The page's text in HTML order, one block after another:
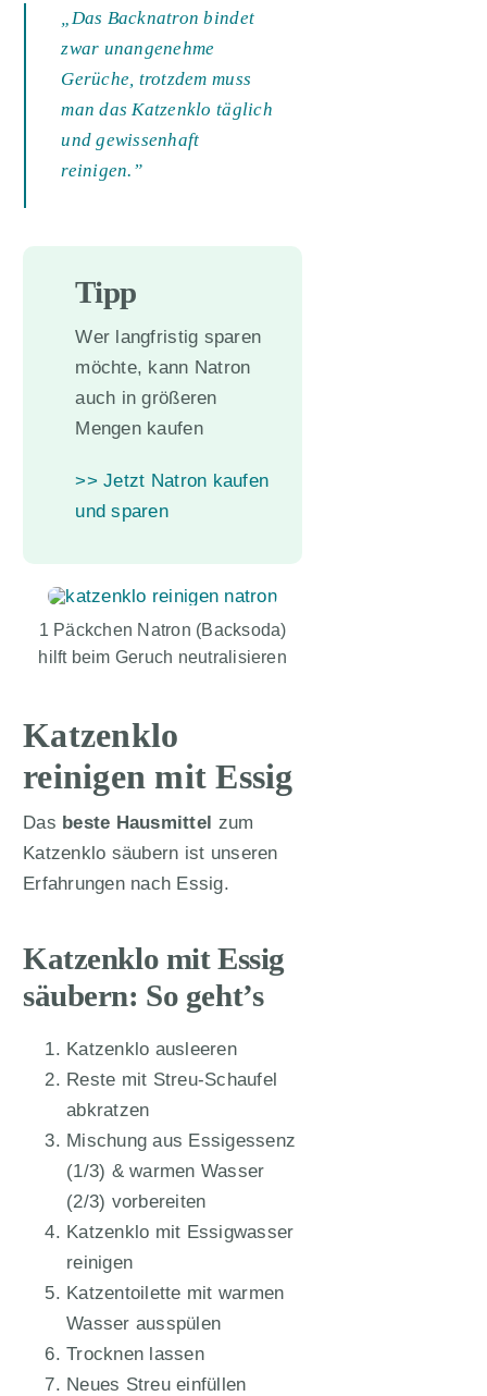
„Das Backnatron bindet
zwar unangenehme
Gerüche, trotzdem muss
man das Katzenklo täglich
und gewissenhaft
reinigen.”
Tipp
Wer langfristig sparen
möchte, kann Natron
auch in größeren
Mengen kaufen
>> Jetzt Natron kaufen
und sparen
1 Päckchen Natron (Backsoda)
hilft beim Geruch neutralisieren
Katzenklo
reinigen mit Essig
Das beste Hausmittel zum
Katzenklo säubern ist unseren
Erfahrungen nach Essig.
Katzenklo mit Essig
säubern: So geht’s
Katzenklo ausleeren
Reste mit Streu-Schaufel
abkratzen
Mischung aus Essigessenz
(1/3) & warmen Wasser
(2/3) vorbereiten
Katzenklo mit Essigwasser
reinigen
Katzentoilette mit warmen
Wasser ausspülen
Trocknen lassen
Neues Streu einfüllen